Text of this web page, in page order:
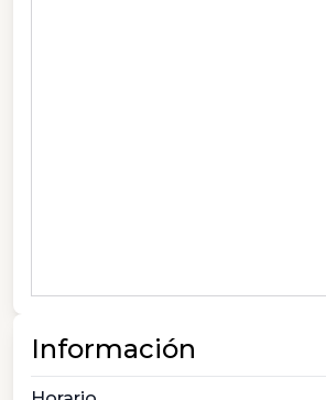
Información